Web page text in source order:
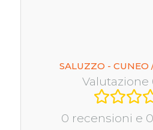
SALUZZO - CUNEO
Valutazione
0 recensioni e